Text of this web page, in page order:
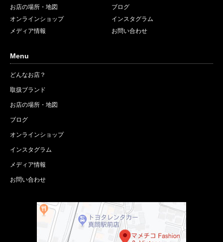
お店の場所・地図
ブログ
オンラインショップ
インスタグラム
メディア情報
お問い合わせ
Menu
どんなお店？
取扱ブランド
お店の場所・地図
ブログ
オンラインショップ
インスタグラム
メディア情報
お問い合わせ